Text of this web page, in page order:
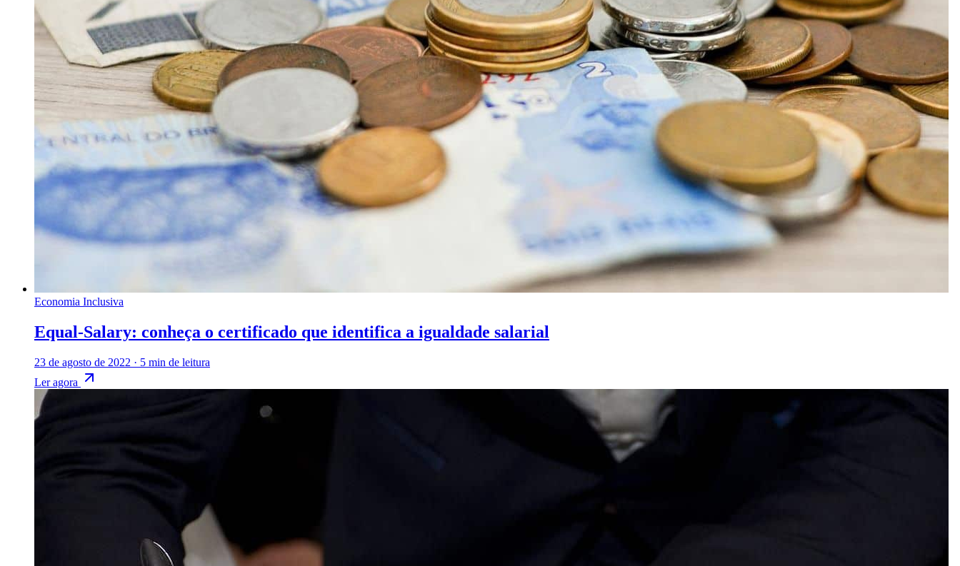
Economia Inclusiva
Equal-Salary: conheça o certificado que identifica a igualdade salarial
23 de agosto de 2022 · 5 min de leitura
Ler agora